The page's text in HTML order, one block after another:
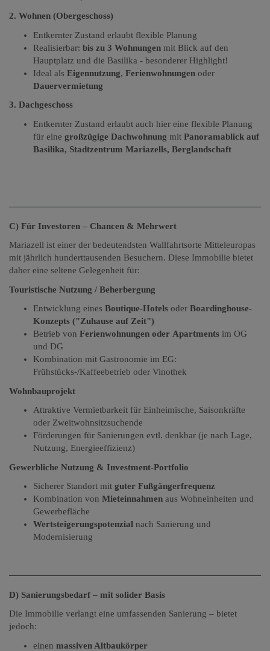
2. Wohnen (Obergeschoss)
Entkernter Zustand erlaubt flexible Planung
Realisierbar: bis zu 3 Wohnungen mit Blick auf den
Hauptplatz und die Basilika - besonderer Highlight!
Ideal als Eigennutzung, Ferienwohnungen oder
Dauervermietung
3. Dachgeschoss
Entkernter Zustand erlaubt auch hier eine flexible Planung
für eine großzügige Dachwohnung mit Panoramablick auf
Basilika, Stadtzentrum Mariazells, Berglandschaft
C) Für Investoren – Chancen & Mehrwert
Mariazell ist einer der bedeutendsten Wallfahrtsorte Mitteleuropas
mit jährlich hunderttausenden Besuchern. Diese Immobilie bietet
daher eine seltene Gelegenheit für:
Touristische Nutzung / Beherbergung
Entwicklung eines Boutique-Hotels oder Boardinghouse-
Konzepts ("Zuhause auf Zeit")
Betrieb von Ferienwohnungen oder Apartments im OG
und DG
Kombination mit Gastronomie im EG:
Frühstücks-/Kaffeebetrieb oder Vinothek
Wohnbauprojekt
Attraktive Vermietbarkeit für Einheimische, Saisonkräfte
oder Zweitwohnsitzsuchende
Förderungen für Sanierungen evtl. denkbar (je nach Lage,
Nutzung, Energieeffizienz)
Gewerbliche Nutzung & Investment-Portfolio
Sicherer Standort mit guter Fußgängerfrequenz
Kombination von Mieteinnahmen aus Wohneinheiten und
Gewerbefläche
Wertsteigerungspotenzial nach Sanierung und
Modernisierung
D) Sanierungsbedarf – mit solider Basis
Die Immobilie verlangt eine umfassenden Sanierung – bietet
jedoch:
einen massiven Altbaukörper